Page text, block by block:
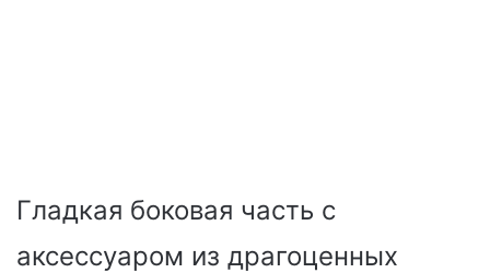
Гладкая боковая часть с
аксессуаром из драгоценных